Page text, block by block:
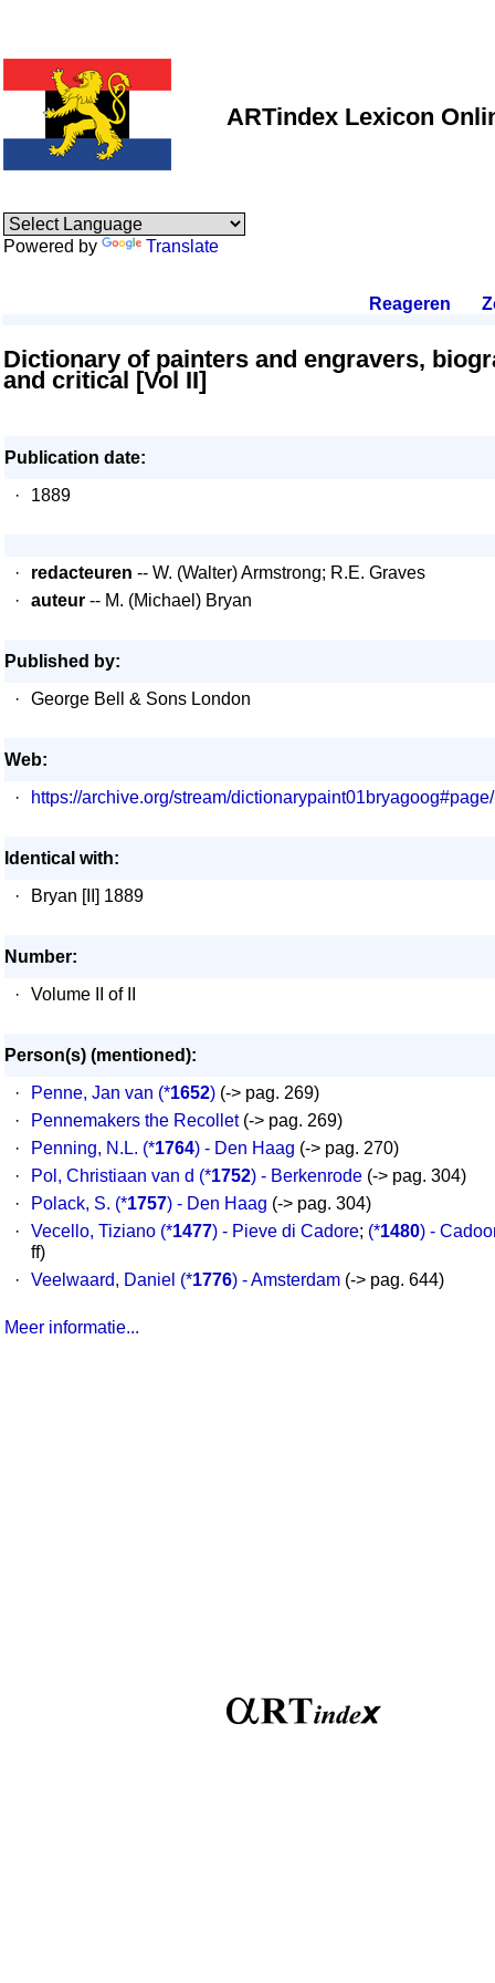
ARTindex Lexicon
Powered by Translate
Reageren
Dictionary of painters and engravers,
and critical [Vol II]
Publication date:
·
1889
· redacteuren -- W. (Walter) Armstrong; R.E. Graves
·
auteur -- M. (Michael) Bryan
Published by:
·
George Bell & Sons London
Web:
·
https://archive.org/stream/
Identical with:
·
Bryan [II] 1889
Number:
·
Volume II of II
Person(s) (mentioned):
·
Penne, Jan van (*1652) (-> pag. 269)
·
Pennemakers the Recollet(-> pag. 269)
·
Penning, N.L. (*1764) - Den Haag (-> pag. 270)
·
Pol, Christiaan van d (*1752) - Berkenrode (-> pag. 304)
·
Polack, S. (*1757) - Den Haag (-> pag. 304)
·
Vecello, Tiziano (*1477) - Pieve di Cadore; (*1480) -
ff)
·
Veelwaard, Daniel (*1776) - Amsterdam (-> pag. 644)
Meer informatie...